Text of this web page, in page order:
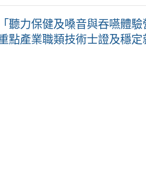
聽力保健及嗓音與吞嚥體驗
點產業職類技術士證及穩定